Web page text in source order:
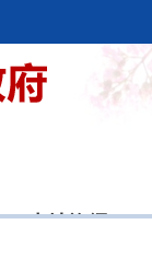
本地资讯